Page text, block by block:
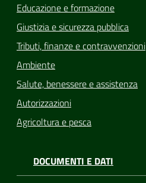
Educazione e formazione
Giustizia e sicurezza pubblica
Tributi, finanze e contravvenzioni
Ambiente
Salute, benessere e assistenza
Autorizzazioni
Agricoltura e pesca
DOCUMENTI E DATI